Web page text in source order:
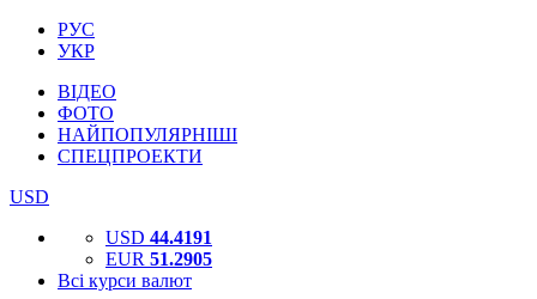
РУС
УКР
ВІДЕО
ФОТО
НАЙПОПУЛЯРНІШІ
СПЕЦПРОЕКТИ
USD
USD 44.4191
EUR 51.2905
Всі курси валют